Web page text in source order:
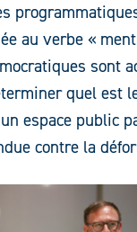
au verbe «
sont
quel est
espace public
contre la